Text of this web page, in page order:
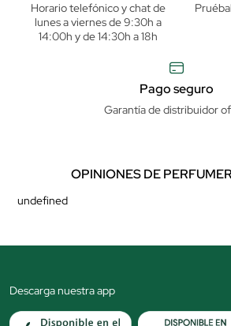
Horario telefónico y chat de
lunes a viernes de 9:30h a
14:00h y de 14:30h a 18h
Pago seguro
Garantía de distribuidor
OPINIONES DE
undefined
Descarga nuestra app